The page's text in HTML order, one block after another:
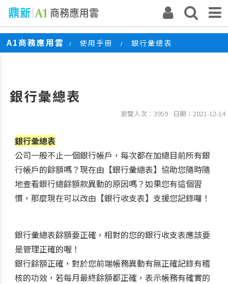
A1商務應用雲 / 使用手冊 / 銀行彙總表
銀行彙總表
瀏覽人次：3959 日期：2021-12-14
銀行彙總表
公司一般不止一個銀行帳戶，每次都在加總目前所有銀
行帳戶的餘額嗎？現在由【銀行彙總表】協助您隨時隨
地查看銀行總餘額款異動的原因嗎？如果您有這個習
慣，那麼現在可以改由【銀行收支表】支援您記錄囉！
銀行彙總表餘額要正確，相對的您的銀行收支表應該要
是管理正確的喔！
銀行餘額正確，對於您前端帳務異動有無正確記錄有稽
核的功效，若每月最終餘額都正確，表示帳務有確實的